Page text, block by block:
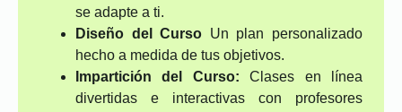
se adapte a ti.
Diseño del Curso Un plan personalizado
hecho a medida de tus objetivos.
Impartición del Curso: Clases en línea
divertidas e interactivas con profesores